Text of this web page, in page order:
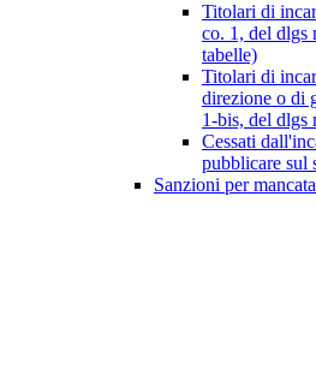
Titolari di
co. 1, del dlgs
tabelle)
Titolari di
direzione o di
1-bis, del dlgs
Cessati
pubblicare sul
Sanzioni per